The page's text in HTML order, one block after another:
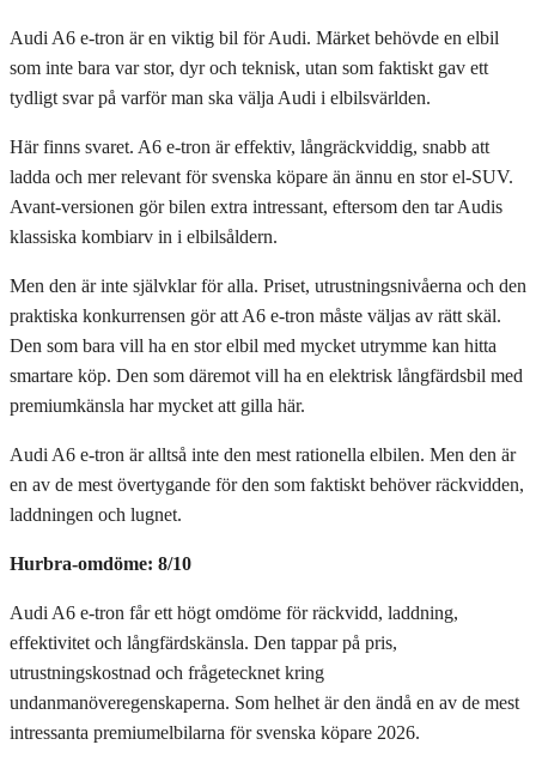
Audi A6 e-tron är en viktig bil för Audi. Märket behövde en elbil
som inte bara var stor, dyr och teknisk, utan som faktiskt gav ett
tydligt svar på varför man ska välja Audi i elbilsvärlden.
Här finns svaret. A6 e-tron är effektiv, långräckviddig, snabb att
ladda och mer relevant för svenska köpare än ännu en stor el-SUV.
Avant-versionen gör bilen extra intressant, eftersom den tar Audis
klassiska kombiarv in i elbilsåldern.
Men den är inte självklar för alla. Priset, utrustningsnivåerna och den
praktiska konkurrensen gör att A6 e-tron måste väljas av rätt skäl.
Den som bara vill ha en stor elbil med mycket utrymme kan hitta
smartare köp. Den som däremot vill ha en elektrisk långfärdsbil med
premiumkänsla har mycket att gilla här.
Audi A6 e-tron är alltså inte den mest rationella elbilen. Men den är
en av de mest övertygande för den som faktiskt behöver räckvidden,
laddningen och lugnet.
Hurbra-omdöme: 8/10
Audi A6 e-tron får ett högt omdöme för räckvidd, laddning,
effektivitet och långfärdskänsla. Den tappar på pris,
utrustningskostnad och frågetecknet kring
undanmanöveregenskaperna. Som helhet är den ändå en av de mest
intressanta premiumelbilarna för svenska köpare 2026.